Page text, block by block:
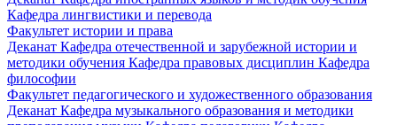
Кафедра лингвистики и перевода
Факультет истории и права
Деканат Кафедра отечественной и зарубежной истории и
методики обучения Кафедра правовых дисциплин Кафедра
философии
Факультет педагогического и художественного образования
Деканат Кафедра музыкального образования и методики